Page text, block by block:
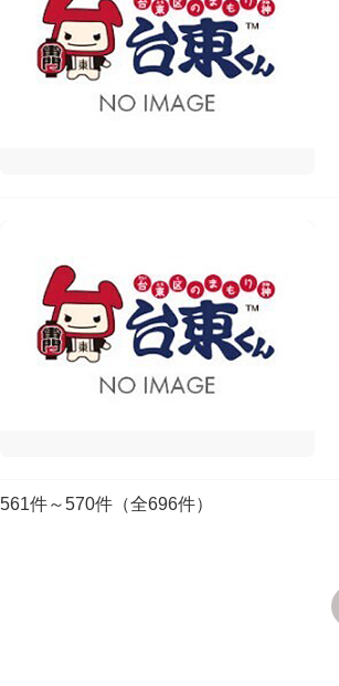
561件～570件（全696件）